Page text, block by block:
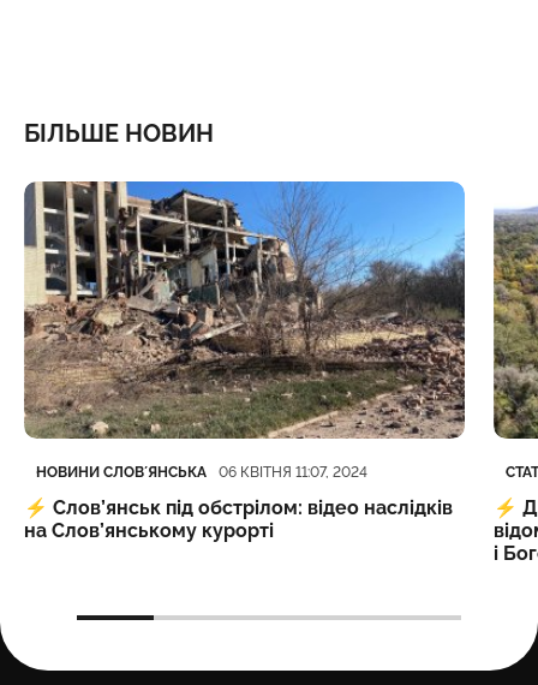
БІЛЬШЕ НОВИН
Категорія
НОВИНИ СЛОВʼЯНСЬКА
Дата публікації 06 КВІТНЯ 11:07, 2024
⚡️ Слов’янськ під обстрілом: відео наслідків
на Слов’янському курорті
⚡️
і